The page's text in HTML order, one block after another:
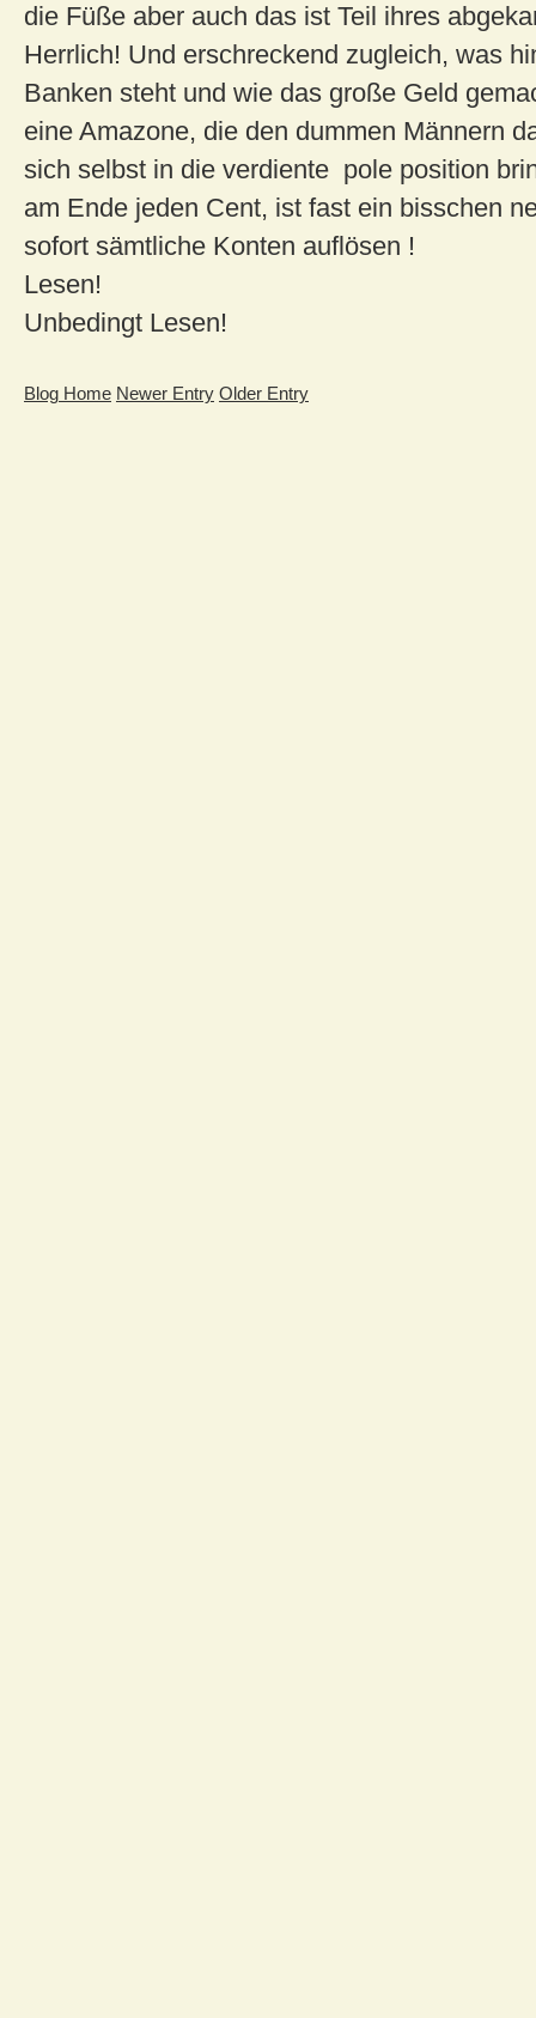
die Füße aber auch das ist Teil ihres
Herrlich! Und erschreckend zugleich, was
Banken steht und wie das große Geld
eine Amazone, die den dummen Männern
sich selbst in die verdiente pole position
am Ende jeden Cent, ist fast ein bisschen
sofort sämtliche Konten auflösen !
Lesen!
Unbedingt Lesen!
Blog Home Newer Entry Older Entry